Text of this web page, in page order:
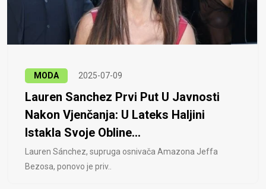
MODA 2025-07-09
Lauren Sanchez Prvi Put U Javnosti
Nakon Vjenčanja: U Lateks Haljini
Istakla Svoje Obline...
Lauren Sánchez, supruga osnivača Amazona Jeffa
Bezosa, ponovo je priv..